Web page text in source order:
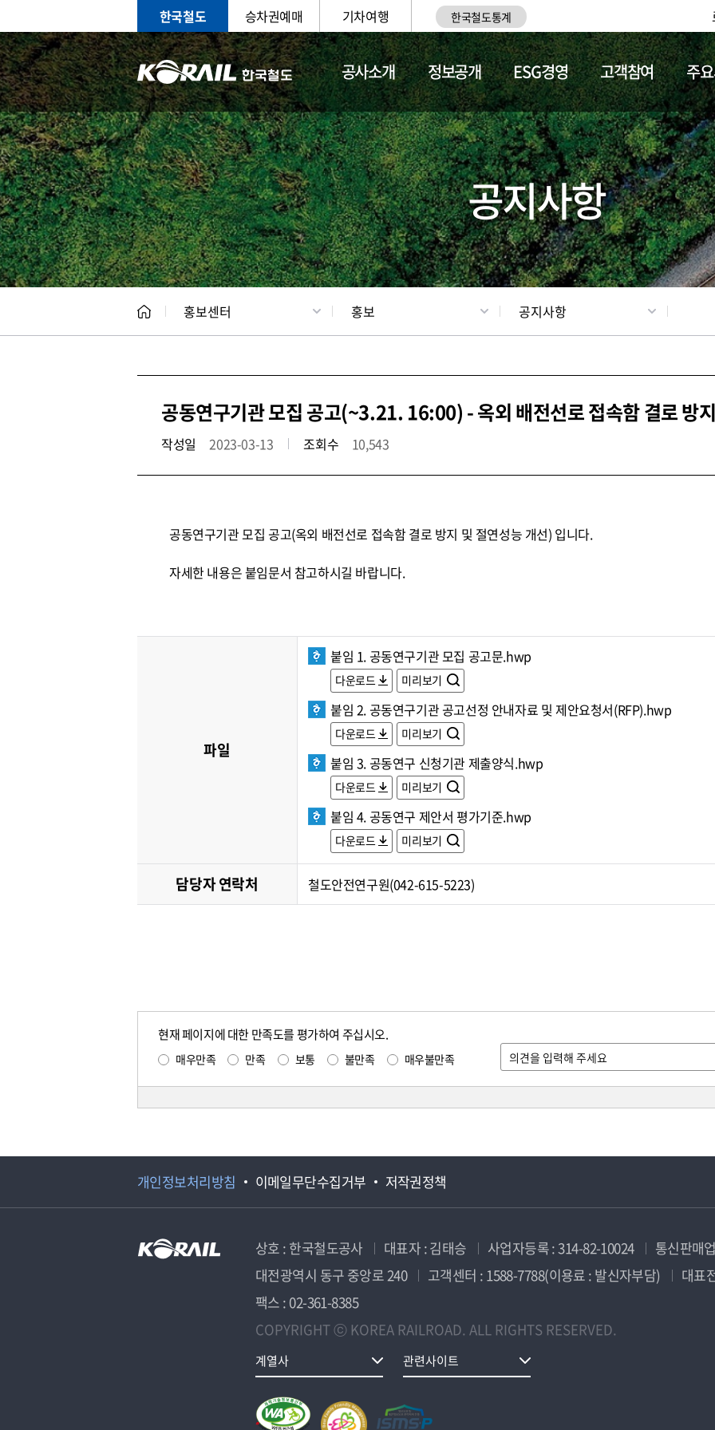
한국철도 승차권예매 기차여행 한국철도통계
공사소개 정보공개 ESG경영 고객참여 주
홍보 문화사업 갤러리 기차소개
공지사항
홍보센터 홍보 공지사항
공동연구기관 모집 공고(~3.21. 16:00) - 옥외 배전선로 접속함 결로 방
작성일 2023-03-13 조회수 10,543
공동연구기관 모집 공고(옥외 배전선로 접속함 결로 방지 및 절연성능 개선) 입니다.
자세한 내용은 붙임문서 참고하시길 바랍니다.
파일
붙임 1. 공동연구기관 모집 공고문.hwp
다운로드 미리보기
붙임 2. 공동연구기관 공고선정 안내자료 및 제안요청서(RFP).hwp
다운로드 미리보기
붙임 3. 공동연구 신청기관 제출양식.hwp
다운로드 미리보기
붙임 4. 공동연구 제안서 평가기준.hwp
다운로드 미리보기
담당자 연락처 철도안전연구원(042-615-5223)
현재 페이지에 대한 만족도를 평가하여 주십시오.
매우만족 만족 보통 불만족 매우불만족
개인정보처리방침 이메일무단수집거부 저작권정책
상호 : 한국철도공사 대표자 : 김태승 사업자등록 : 314-82-10024
통신판매
대전광역시 동구 중앙로 240
고객센터 : 1588-7788(이용료 : 발신자부담)
대표
팩스 : 02-361-8385
COPYRIGHT ⓒ KOREA RAILROAD. ALL RIGHTS RESERVED.
계열사 관련사이트